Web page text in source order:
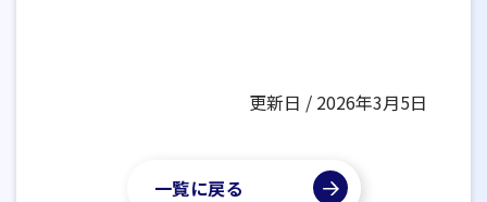
更新日 / 2026年3月5日
一覧に戻る